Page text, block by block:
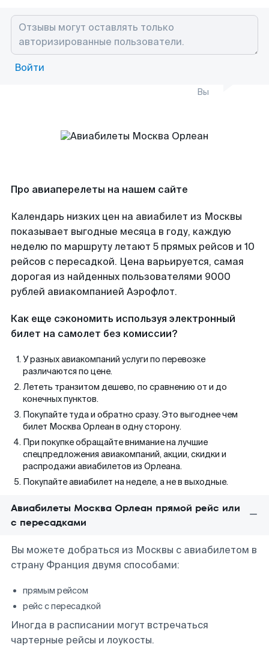
Войти
Вы
Про авиаперелеты на нашем сайте
Календарь низких цен на авиабилет из Москвы
показывает выгодные месяца в году, каждую
неделю по маршруту летают 5 прямых рейсов и 10
рейсов с пересадкой. Цена варьируется, самая
дорогая из найденных пользователями 9000
рублей авиакомпанией Аэрофлот.
Как еще сэкономить используя электронный
билет на самолет без комиссии?
У разных авиакомпаний услуги по перевозке
различаются по цене.
Лететь транзитом дешево, по сравнению от и до
конечных пунктов.
Покупайте туда и обратно сразу. Это выгоднее чем
билет Москва Орлеан в одну сторону.
При покупке обращайте внимание на лучшие
спецпредложения авиакомпаний, акции, скидки и
распродажи авиабилетов из Орлеана.
Покупайте авиабилет на неделе, а не в выходные.
Авиабилеты Москва Орлеан прямой рейс или
с пересадками
Вы можете добраться из Москвы с авиабилетом в
страну Франция двумя способами:
прямым рейсом
рейс с пересадкой
Иногда в расписании могут встречаться
чартерные рейсы и лоукосты.